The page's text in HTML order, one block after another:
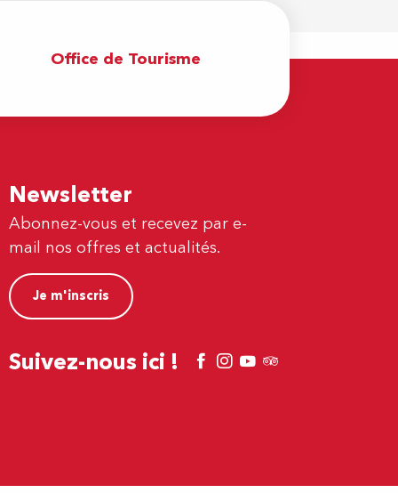
Office de Tourisme
Newsletter
Abonnez-vous et recevez par e-
mail nos offres et actualités.
Je m'inscris
Suivez-nous ici !